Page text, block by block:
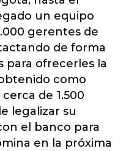
un equipo
gerentes de
de forma
para ofrecerles la
como
de 1.500
legalizar su
el banco para
en la próxima